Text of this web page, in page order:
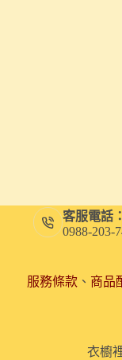
客服電話：
0988-203-
服務條款、 商品
衣櫥